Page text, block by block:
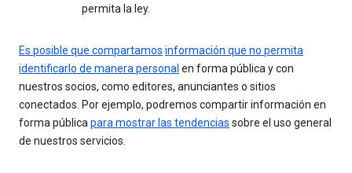
permita la ley.
Es posible que compartamos información que no permita
identificarlo de manera personal en forma pública y con
nuestros socios, como editores, anunciantes o sitios
conectados. Por ejemplo, podremos compartir información en
forma públicapara mostrar las tendencias sobre el uso general
de nuestros servicios.